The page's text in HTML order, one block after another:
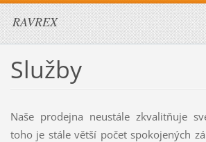
RAVREX
Služby
Naše prodejna neustále zkvalitňuje
toho je stále větší počet spokojených